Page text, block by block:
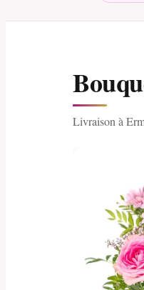
Livraison à